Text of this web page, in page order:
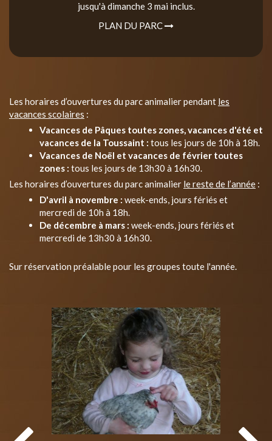
jusqu'à dimanche 3 mai inclus.
PLAN DU PARC
Les horaires d’ouvertures du parc animalier pendant les
vacances scolaires :
Vacances de Pâques toutes zones, vacances d'été et
vacances de la Toussaint : tous les jours de 10h à 18h.
Vacances de Noël et vacances de février toutes
zones : tous les jours de 13h30 à 16h30.
Les horaires d’ouvertures du parc animalier le reste de l’année :
D'avril à novembre : week-ends, jours fériés et
mercredi de 10h à 18h.
De décembre à mars : week-ends, jours fériés et
mercredi de 13h30 à 16h30.
Sur réservation préalable pour les groupes toute l'année.